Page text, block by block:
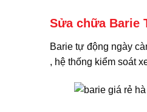
Sửa chữa Barie
Barie tự động ngày
, hệ thống kiểm soát